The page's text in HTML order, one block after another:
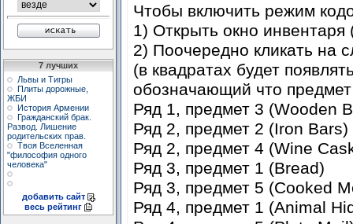
7 лучших
Львы и Тигры
Плиты дорожные,
ЖБИ
История Армении
Гражданский брак.
Развод. Лишение
родительских прав.
Твоя Вселенная
"философия одного
человека"
добавить сайт
весь рейтинг
Чтобы включить режим
1) Открыть окно
2) Поочередно кликать на
(в квадратах будет
обозначающий что
Ряд 1, предмет 3 (Wooden
Ряд 2, предмет 2 (Iron Bars)
Ряд 2, предмет 4 (Wine
Ряд 3, предмет 1 (Bread)
Ряд 3, предмет 5 (Cooked
Ряд 4, предмет 1 (Animal